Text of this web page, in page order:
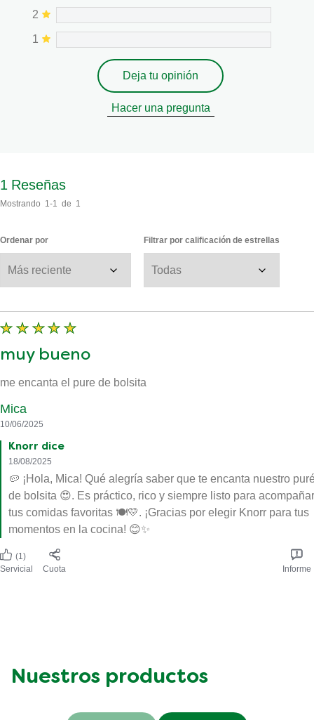
2
1
Deja tu opinión
Hacer una pregunta
1 Reseñas
Mostrando 1-1 de 1
Ordenar por Filtrar por calificación de estrellas
muy bueno
me encanta el pure de bolsita
Mica
10/06/2025
Knorr dice
18/08/2025
🥔 ¡Hola, Mica! Qué alegría saber que te encanta nuestro
de bolsita 😍. Es práctico, rico y siempre listo para acompañar
tus comidas favoritas 🍽️💛. ¡Gracias por elegir Knorr para tus
momentos en la cocina! 😊✨
(1)
Servicial
Cuota Informe
Nuestros productos